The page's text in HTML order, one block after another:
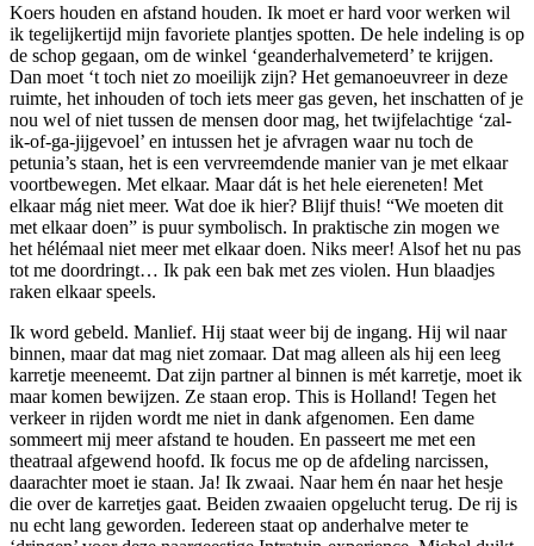
Koers houden en afstand houden. Ik moet er hard voor werken wil
ik tegelijkertijd mijn favoriete plantjes spotten. De hele indeling is op
de schop gegaan, om de winkel ‘geanderhalvemeterd’ te krijgen.
Dan moet ‘t toch niet zo moeilijk zijn? Het gemanoeuvreer in deze
ruimte, het inhouden of toch iets meer gas geven, het inschatten of je
nou wel of niet tussen de mensen door mag, het twijfelachtige ‘zal-
ik-of-ga-jijgevoel’ en intussen het je afvragen waar nu toch de
petunia’s staan, het is een vervreemdende manier van je met elkaar
voortbewegen. Met elkaar. Maar dát is het hele eiereneten! Met
elkaar mág niet meer. Wat doe ik hier? Blijf thuis! “We moeten dit
met elkaar doen” is puur symbolisch. In praktische zin mogen we
het hélémaal niet meer met elkaar doen. Niks meer! Alsof het nu pas
tot me doordringt… Ik pak een bak met zes violen. Hun blaadjes
raken elkaar speels.
Ik word gebeld. Manlief. Hij staat weer bij de ingang. Hij wil naar
binnen, maar dat mag niet zomaar. Dat mag alleen als hij een leeg
karretje meeneemt. Dat zijn partner al binnen is mét karretje, moet ik
maar komen bewijzen. Ze staan erop. This is Holland! Tegen het
verkeer in rijden wordt me niet in dank afgenomen. Een dame
sommeert mij meer afstand te houden. En passeert me met een
theatraal afgewend hoofd. Ik focus me op de afdeling narcissen,
daarachter moet ie staan. Ja! Ik zwaai. Naar hem én naar het hesje
die over de karretjes gaat. Beiden zwaaien opgelucht terug. De rij is
nu echt lang geworden. Iedereen staat op anderhalve meter te